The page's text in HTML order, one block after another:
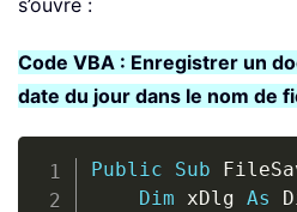
s’ouvre :
Code VBA : Enregistrer un
date du jour dans le nom de
Public Sub
Dim xDlg As